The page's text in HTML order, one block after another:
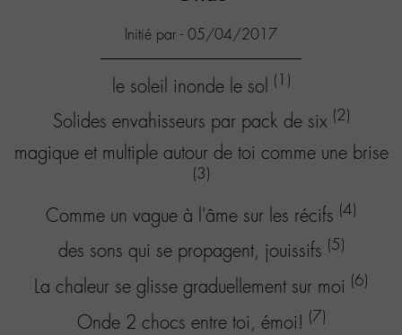
Initié par - 05/04/2017
le soleil inonde le sol (1)
Solides envahisseurs par pack de six (2)
magique et multiple autour de toi comme une brise
(3)
Comme un vague à l'âme sur les récifs (4)
des sons qui se propagent, jouissifs (5)
La chaleur se glisse graduellement sur moi (6)
Onde 2 chocs entre toi, émoi! (7)